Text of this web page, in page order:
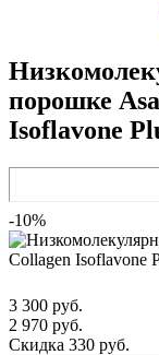
порошке
Isoflavone
-10%
3 300 руб.
2 970 руб.
Скидка 330 руб.